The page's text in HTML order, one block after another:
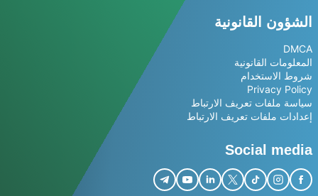
الشؤون القانونية
DMCA
المعلومات القانونية
شروط الاستخدام
Privacy Policy
سياسة ملفات تعريف الارتباط
إعدادات ملفات تعريف الارتباط
Social media